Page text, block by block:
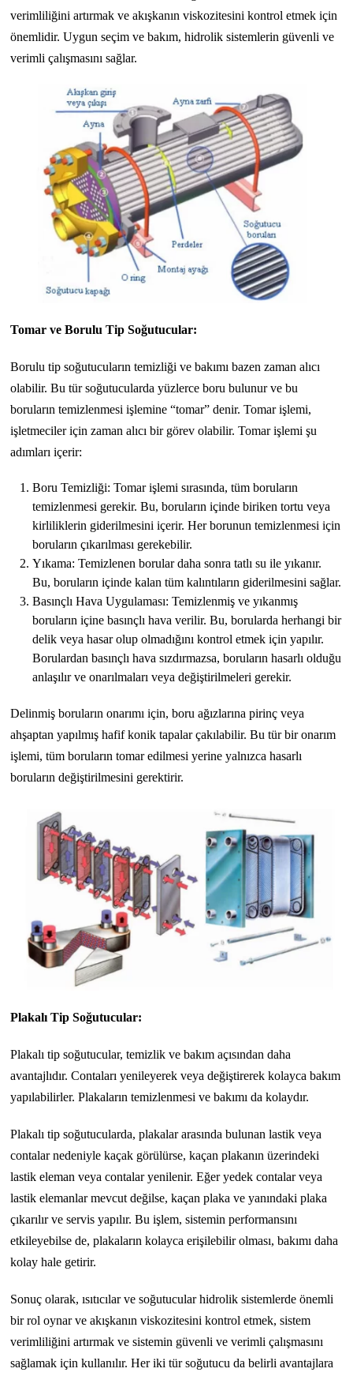
verimliliğini artırmak ve akışkanın viskozitesini kontrol etmek için
önemlidir. Uygun seçim ve bakım, hidrolik sistemlerin güvenli ve
verimli çalışmasını sağlar.
Tomar ve Borulu Tip Soğutucular:
Borulu tip soğutucuların temizliği ve bakımı bazen zaman alıcı
olabilir. Bu tür soğutucularda yüzlerce boru bulunur ve bu
boruların temizlenmesi işlemine “tomar” denir. Tomar işlemi,
işletmeciler için zaman alıcı bir görev olabilir. Tomar işlemi şu
adımları içerir:
Boru Temizliği: Tomar işlemi sırasında, tüm boruların
temizlenmesi gerekir. Bu, boruların içinde biriken tortu veya
kirliliklerin giderilmesini içerir. Her borunun temizlenmesi için
boruların çıkarılması gerekebilir.
Yıkama: Temizlenen borular daha sonra tatlı su ile yıkanır.
Bu, boruların içinde kalan tüm kalıntıların giderilmesini sağlar.
Basınçlı Hava Uygulaması: Temizlenmiş ve yıkanmış
boruların içine basınçlı hava verilir. Bu, borularda herhangi bir
delik veya hasar olup olmadığını kontrol etmek için yapılır.
Borulardan basınçlı hava sızdırmazsa, boruların hasarlı olduğu
anlaşılır ve onarılmaları veya değiştirilmeleri gerekir.
Delinmiş boruların onarımı için, boru ağızlarına pirinç veya
ahşaptan yapılmış hafif konik tapalar çakılabilir. Bu tür bir onarım
işlemi, tüm boruların tomar edilmesi yerine yalnızca hasarlı
boruların değiştirilmesini gerektirir.
Plakalı Tip Soğutucular:
Plakalı tip soğutucular, temizlik ve bakım açısından daha
avantajlıdır. Contaları yenileyerek veya değiştirerek kolayca bakım
yapılabilirler. Plakaların temizlenmesi ve bakımı da kolaydır.
Plakalı tip soğutucularda, plakalar arasında bulunan lastik veya
contalar nedeniyle kaçak görülürse, kaçan plakanın üzerindeki
lastik eleman veya contalar yenilenir. Eğer yedek contalar veya
lastik elemanlar mevcut değilse, kaçan plaka ve yanındaki plaka
çıkarılır ve servis yapılır. Bu işlem, sistemin performansını
etkileyebilse de, plakaların kolayca erişilebilir olması, bakımı daha
kolay hale getirir.
Sonuç olarak, ısıtıcılar ve soğutucular hidrolik sistemlerde önemli
bir rol oynar ve akışkanın viskozitesini kontrol etmek, sistem
verimliliğini artırmak ve sistemin güvenli ve verimli çalışmasını
sağlamak için kullanılır. Her iki tür soğutucu da belirli avantajlara